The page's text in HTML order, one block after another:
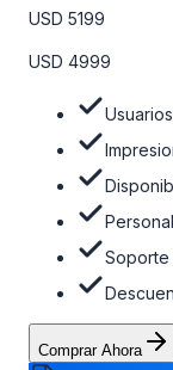
venta, el soporte
opción de
la tabla de
USD 5199
USD 4999
Soporte
Comprar Ahora